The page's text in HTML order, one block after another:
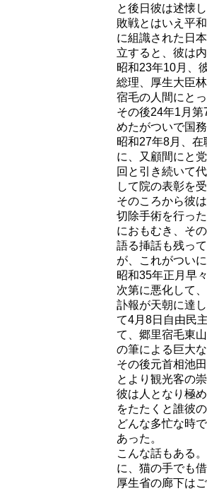
と後日彼は述懐
敗戦とはいえ平
に組識された日
立すると、彼は
昭和23年10月、
総理、厚生大臣
宿毛の人間にと
その後24年1月
めたがついで国
昭和27年8月、
に、又顧間にと
回と引き続いて
して院の表彰を
そのころから彼
切除手術を行っ
におもむき、そ
語る挿話も残っ
が、これがつい
昭和35年正月早
次第に悪化して
訃報が天朝に達
て4月8日自由民
て、郷里宿毛東
の筆による巨大
その後元首相池
とより観光客の
彼は人となり極
をたたくと誰彼
どんな多忙な時
あった。
こんな話もある
に、猫の手でも
厚生省の廊下は